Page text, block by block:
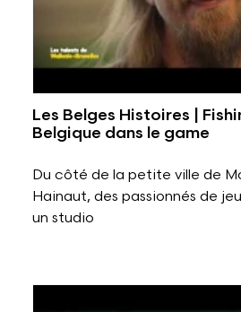
Les Belges Histoires |
Belgique dans le game
Du côté de la petite ville de
Hainaut, des passionnés de
un studio